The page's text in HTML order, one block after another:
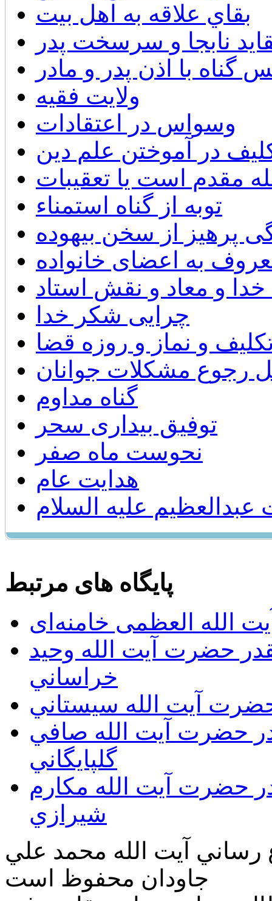
بقاي علاقه به اهل بيت
نابجا و سرسخت پدر
گناه با اذن پدر و مادر
ولايت فقيه
وسواس در اعتقادات
در آموختن علم دين
مقدم است يا تعقيبات
توبه از گناه استمناء
پرهیز از سخن بیهوده
به اعضای خانواده
خدا و معاد و نقش استاد
چرایی شکر خدا
و نماز و روزه قضا
رجوع مشكلات جوانان
گناه مداوم
توفیق بیداری سحر
نحوست ماه صفر
هدایت عام
عليه السلام
پایگاه های مرتبط
الله العظمی خامنه‌ای
حضرت آيت الله وحيد
خراساني
حضرت آيت الله سيستاني
حضرت آيت الله صافي
گلپايگاني
حضرت آيت الله مكارم
شيرازي
رساني آیت الله محمد علي
جاودان محفوظ است